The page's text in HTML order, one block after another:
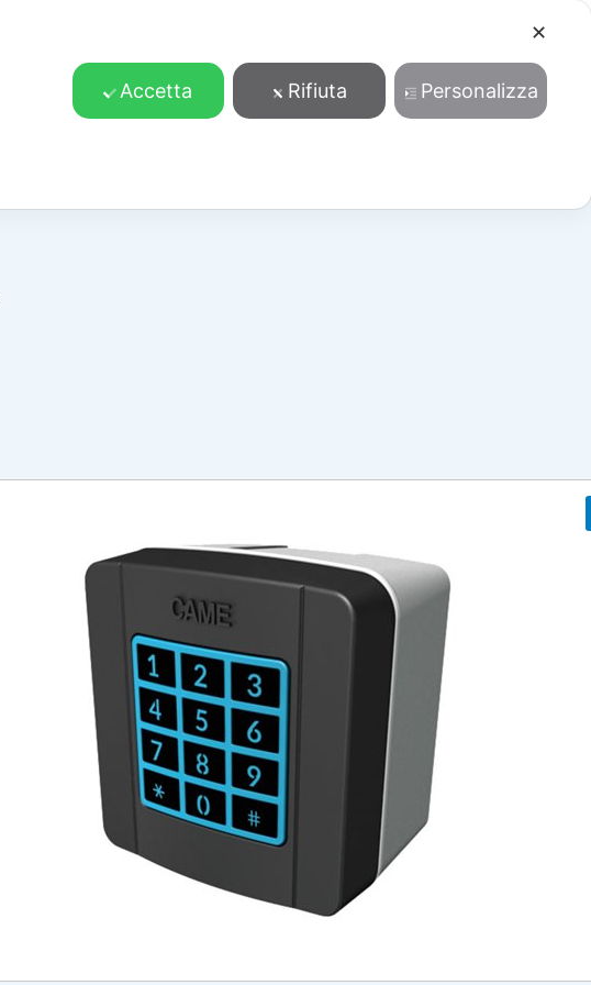
Download Cosa facciamo Contatti Accedi/Registrati
✕
Accetta Rifiuta Personalizza